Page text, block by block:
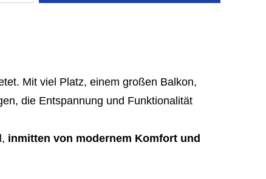
Mit viel Platz, einem großen Balkon,
die Entspannung und Funktionalität
inmitten von modernem Komfort und